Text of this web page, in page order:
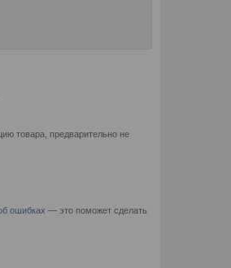
товара, предварительно не
ошибках — это поможет сделать